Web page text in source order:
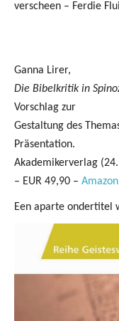
verscheen – Ferdie
Ganna Lirer,
Die Bibelkritik in
Vorschlag zur
Gestaltung des
Präsentation.
Akademikerverlag
– EUR 49,90 – Amazon
Een aparte ondertitel